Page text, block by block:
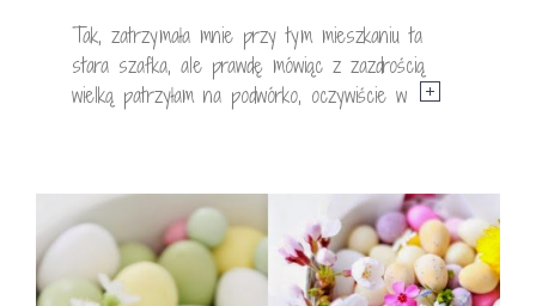
Tak, zatrzymała mnie przy tym mieszkaniu ta
stara szafka, ale prawdę mówiąc z zazdrością
wielką patrzyłam na podwórko, oczywiście w